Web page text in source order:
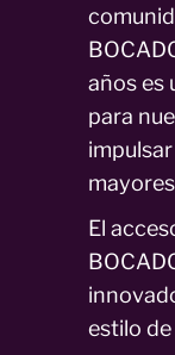
años es
para
El
estilo